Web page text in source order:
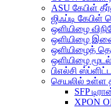
ASU கேபிள்
ஜிஃப்டி
ஒளியிழை
ஒளியிழை
ஒளியிழைத்
ஒளியிழை
பிஎல்சி
செயலில் உள்ள
SFP
XPON